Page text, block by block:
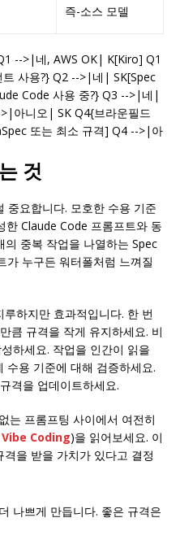
즉-소스 모델
-->|네, AWS OK| K[Kiro] Q1
사용?} Q2 -->|네| SK[Spec
Code 사용 중?} Q3 -->|네|
아니오| SK Q4{브라운필드
또는 최소 규격] Q4 -->|아
것
중요합니다. 모호한 수용 기준
Claude Code 프롬프트와 동
중복 작업을 나열하는 Spec
가 누구든 워터폴처럼 느껴질
하지만 효과적입니다. 한 번
큼 규격을 작게 유지하세요. 비
하세요. 작업을 인간이 읽을
수용 기준에 대해 검증하세요.
격을 업데이트하세요.
는 프롬프팅 사이에서 여전히
Vibe Coding)을 읽어보세요. 이
을 받을 가치가 있다고 결정
나쁘게 만듭니다. 좋은 규격은